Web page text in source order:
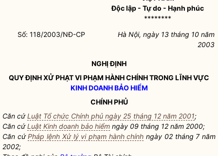
Độc lập - Tự do - Hạnh phúc
********
Số: 118/2003/NĐ-CP
Hà Nội, ngày 13 tháng 10 năm
2003
NGHỊ ĐỊNH
QUY ĐỊNH XỬ PHẠT VI PHẠM HÀNH CHÍNH TRONG LĨNH VỰC
KINH DOANH BẢO HIỂM
CHÍNH PHỦ
Căn cứLuật Tổ chức Chính phủ ngày 25 tháng 12 năm 2001;
Căn cứLuật Kinh doanh bảo hiểm ngày 09 tháng 12 năm 2000;
Căn cứPháp lệnh Xử lý vi phạm hành chính ngày 02 tháng 7 năm
2002;